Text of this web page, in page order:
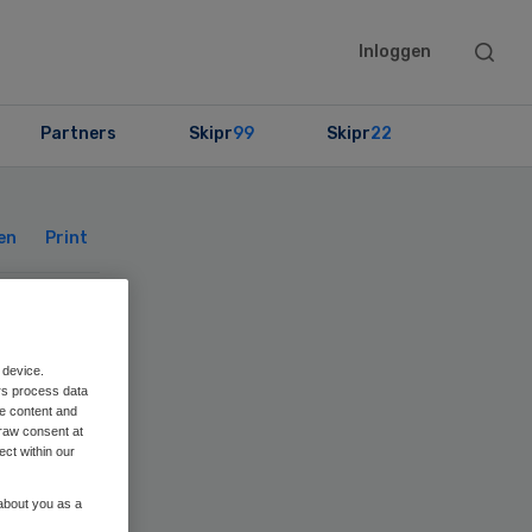
Inloggen
Search
Partners Skipr99 Skipr22
Print
process data
content and
consent at
within our
you as a